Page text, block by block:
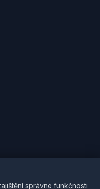
údajůCookies
správné funkčnosti